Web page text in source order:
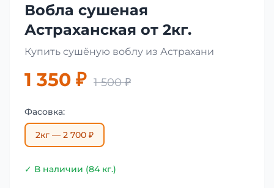
Вобла сушеная
Астраханская от 2кг.
Купить сушёную воблу из Астрахани
1 350 ₽ 1 500 ₽
Фасовка:
2кг — 2 700 ₽
✓ В наличии (84 кг.)